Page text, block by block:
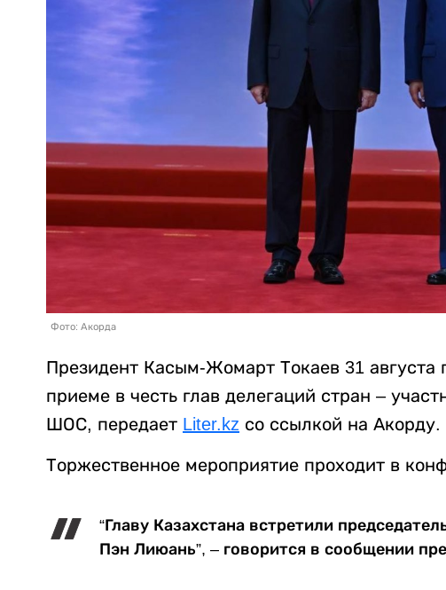
Фото: Акорда
Президент Касым-Жомарт Токаев 31 августа
приеме в честь глав делегаций стран –
ШОС, передает Liter.kz со ссылкой на Акорду.
Торжественное мероприятие проходит в
“Главу Казахстана встретили
Пэн Лиюань”, – говорится в сообщении